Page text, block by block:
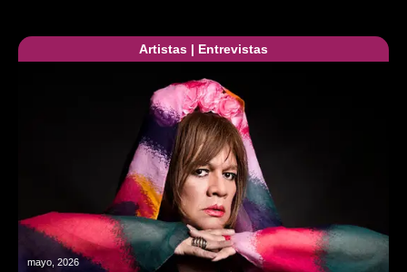
Artistas | Entrevistas
mayo, 2026